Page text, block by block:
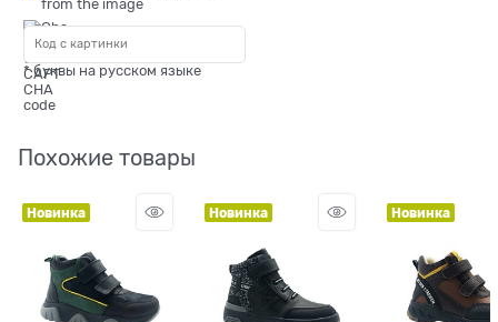
* буквы на русском языке
Похожие товары
Новинка Новинка Новинка